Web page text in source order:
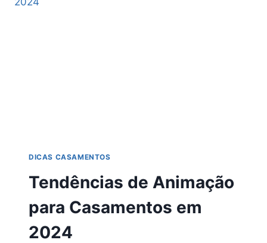
DICAS CASAMENTOS
Tendências de Animação
para Casamentos em
2024